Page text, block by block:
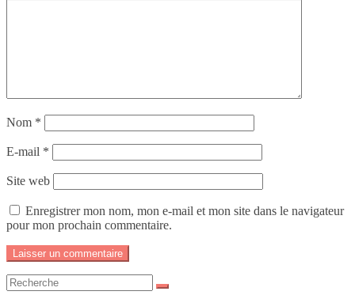
Nom *
E-mail *
Site web
Enregistrer mon nom, mon e-mail et mon site dans le navigateur
pour mon prochain commentaire.